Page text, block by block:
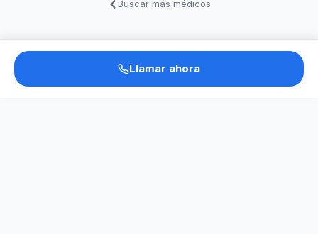
Buscar más médicos
Llamar ahora